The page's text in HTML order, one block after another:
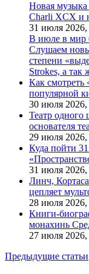
Новая
Charli XCX и
31 июля 2026,
В июле в мир
Слушаем
степени
Strokes, а
Как смотреть
популярной
30 июля 2026,
Театр одного
основателя
29 июля 2026,
Куда пойти
31 июля 2026,
Линч,
цепляет
28 июля 2026,
Книги-
монахинь
27 июля 2026,
Предыдущие статьи